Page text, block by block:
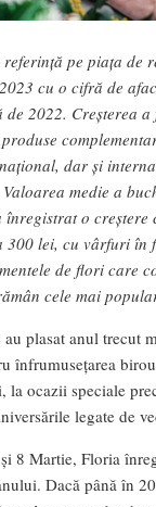
pe piața de
cu o cifră de
2022. Creșterea a
dar și
medie a
înregistrat o creștere
300 lei, cu vârfuri în
de flori care
cele mai
plasat anul trecut
înfrumusețarea
la ocazii speciale
legate de
8 Martie, Floria
Dacă până în